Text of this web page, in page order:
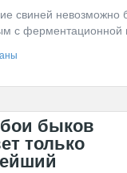
свиней невозможно
с ферментационной
быков
только